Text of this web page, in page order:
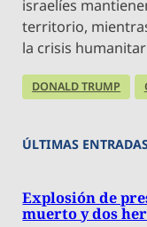
israelíes
territorio,
la crisis
DONALD TRUMP
ÚLTIMAS
Explosión de
muerto y dos